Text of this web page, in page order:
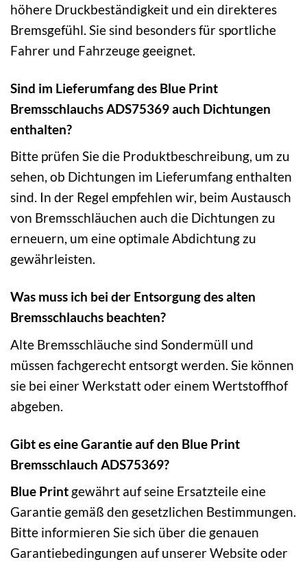
höhere Druckbeständigkeit und ein direkteres
Bremsgefühl. Sie sind besonders für sportliche
Fahrer und Fahrzeuge geeignet.
Sind im Lieferumfang des Blue Print
Bremsschlauchs ADS75369 auch Dichtungen
enthalten?
Bitte prüfen Sie die Produktbeschreibung, um zu
sehen, ob Dichtungen im Lieferumfang enthalten
sind. In der Regel empfehlen wir, beim Austausch
von Bremsschläuchen auch die Dichtungen zu
erneuern, um eine optimale Abdichtung zu
gewährleisten.
Was muss ich bei der Entsorgung des alten
Bremsschlauchs beachten?
Alte Bremsschläuche sind Sondermüll und
müssen fachgerecht entsorgt werden. Sie können
sie bei einer Werkstatt oder einem Wertstoffhof
abgeben.
Gibt es eine Garantie auf den Blue Print
Bremsschlauch ADS75369?
Blue Print gewährt auf seine Ersatzteile eine
Garantie gemäß den gesetzlichen Bestimmungen.
Bitte informieren Sie sich über die genauen
Garantiebedingungen auf unserer Website oder